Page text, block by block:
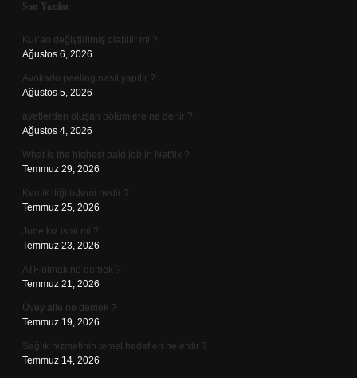
Sidebar
Son Yazılar
Kur’an değiştirilmiş olabilir mi ?
Ağustos 6, 2026
Avokado peeling nasıl yapılır ?
Ağustos 5, 2026
ayetlerden oluşan bölümlere ne denir ?
Ağustos 4, 2026
What is the highest paid job in Netflix ?
Temmuz 29, 2026
Kemik iliği ödemi nedir ?
Temmuz 25, 2026
June kız ismi mi ?
Temmuz 23, 2026
ATF olmak ne demek ?
Temmuz 21, 2026
Üvey aile ne demek ?
Temmuz 19, 2026
Sağlık hizmetinin temel hedefleri nelerdir ?
Temmuz 14, 2026